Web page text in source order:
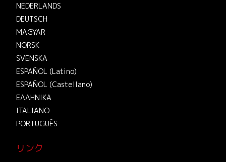
NEDERLANDS
DEUTSCH
MAGYAR
NORSK
SVENSKA
ESPAÑOL (Latino)
ESPAÑOL (Castellano)
ΕΛΛΗΝΙΚA
ITALIANO
PORTUGUÊS
リンク